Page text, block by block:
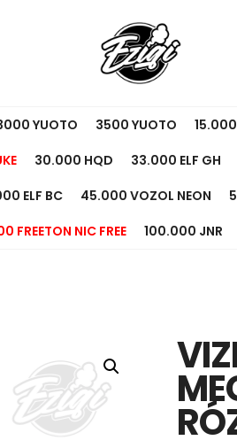
YUOTO 3500 YUOTO 15.000
30.000 HQD 33.000 ELF GH
ELF BC 45.000 VOZOL NEON
FREETON NIC FREE 100.000 JNR